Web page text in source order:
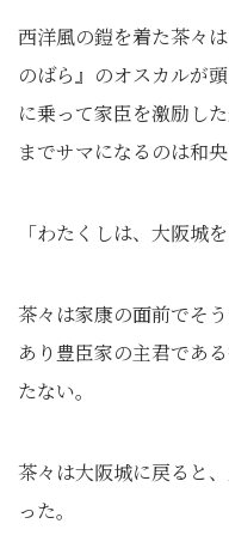
西洋風の鎧を着た茶々
のばら』のオスカルが
に乗って家臣を激励し
までサマになるのは和央
「わたくしは、大阪城
茶々は家康の面前でそ
あり豊臣家の主君であ
たない。
茶々は大阪城に戻ると
った。